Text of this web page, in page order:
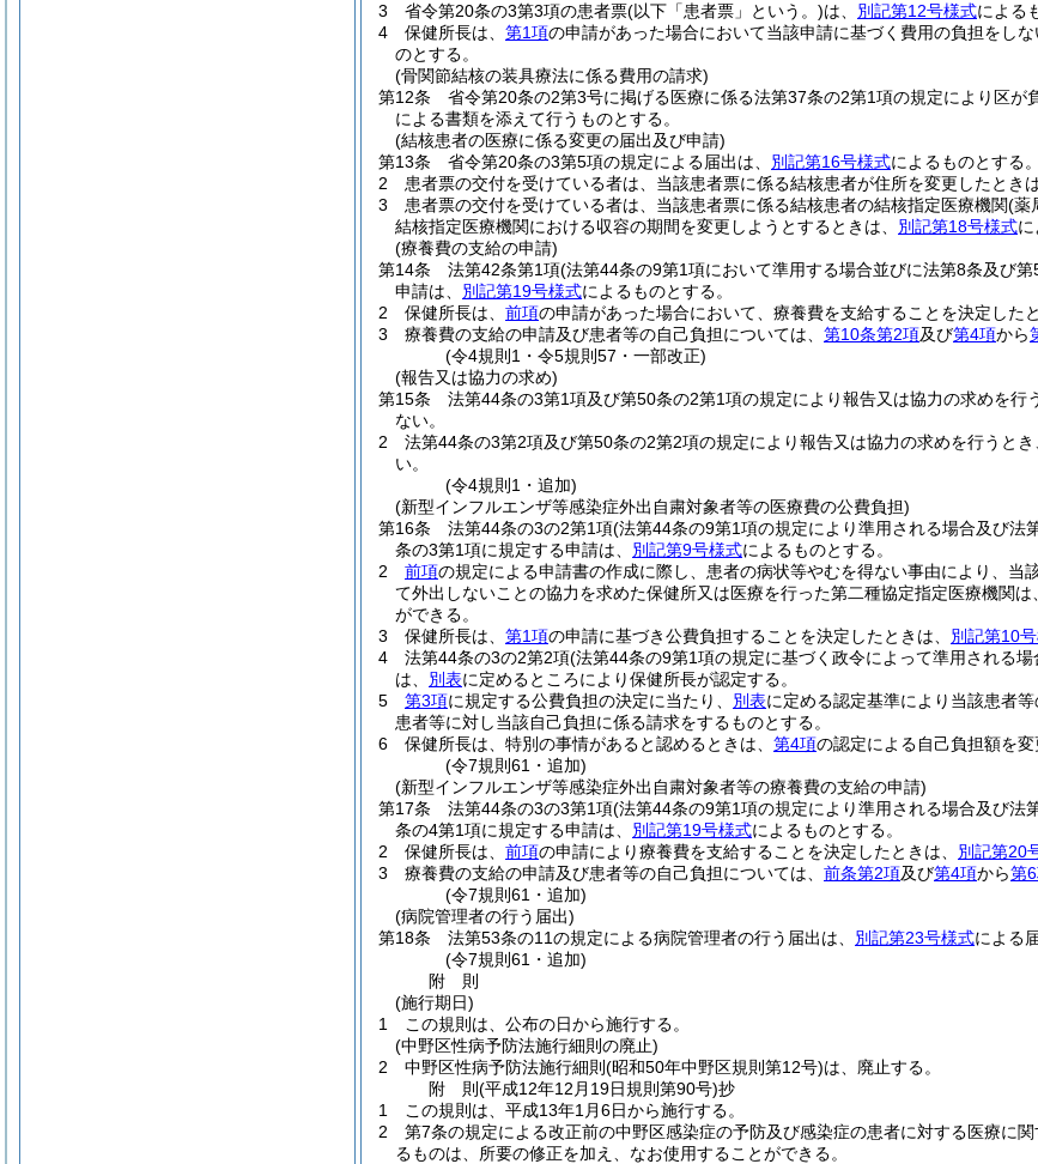
3
省令第20条の3第3項の患者票(以下「患者票」という。)は、 別記第12号様式による
4
保健所長は、 第1項の申請があった場合において当該申請に基づく費用の負担をしな
のとする。
(骨関節結核の装具療法に係る費用の請求)
第12条
省令第20条の2第3号に掲げる医療に係る法第37条の2第1項の規定により区が
による書類を添えて行うものとする。
(結核患者の医療に係る変更の届出及び申請)
第13条
省令第20条の3第5項の規定による届出は、 別記第16号様式によるものとする。
2
患者票の交付を受けている者は、当該患者票に係る結核患者が住所を変更したときは
3
患者票の交付を受けている者は、当該患者票に係る結核患者の結核指定医療機関(薬
結核指定医療機関における収容の期間を変更しようとするときは、 別記第18号様式
(療養費の支給の申請)
第14条
法第42条第1項(法第44条の9第1項において準用する場合並びに法第8条及び
申請は、 別記第19号様式によるものとする。
2
保健所長は、 前項の申請があった場合において、療養費を支給することを決定したと
3
療養費の支給の申請及び患者等の自己負担については、 第10条第2項及び第4項から
(令4規則1・令5規則57・一部改正)
(報告又は協力の求め)
第15条
法第44条の3第1項及び第50条の2第1項の規定により報告又は協力の求めを行
ない。
2
法第44条の3第2項及び第50条の2第2項の規定により報告又は協力の求めを行うとき
い。
(令4規則1・追加)
(新型インフルエンザ等感染症外出自粛対象者等の医療費の公費負担)
第16条
法第44条の3の2第1項(法第44条の9第1項の規定により準用される場合及び
条の3第1項に規定する申請は、 別記第9号様式によるものとする。
2
前項の規定による申請書の作成に際し、患者の病状等やむを得ない事由により、
て外出しないことの協力を求めた保健所又は医療を行った第二種協定指定医療機関
ができる。
3
保健所長は、 第1項の申請に基づき公費負担することを決定したときは、 別記第10
4
法第44条の3の2第2項(法第44条の9第1項の規定に基づく政令によって準用される場
は、 別表に定めるところにより保健所長が認定する。
5
第3項に規定する公費負担の決定に当たり、 別表に定める認定基準により当該患者
患者等に対し当該自己負担に係る請求をするものとする。
6
保健所長は、特別の事情があると認めるときは、 第4項の認定による自己負担額を
(令7規則61・追加)
(新型インフルエンザ等感染症外出自粛対象者等の療養費の支給の申請)
第17条
法第44条の3の3第1項(法第44条の9第1項の規定により準用される場合及び
条の4第1項に規定する申請は、 別記第19号様式によるものとする。
2
保健所長は、 前項の申請により療養費を支給することを決定したときは、 別記第20
3
療養費の支給の申請及び患者等の自己負担については、 前条第2項及び第4項から第
(令7規則61・追加)
(病院管理者の行う届出)
第18条
法第53条の11の規定による病院管理者の行う届出は、 別記第23号様式による
(令7規則61・追加)
附 則
(施行期日)
1
この規則は、公布の日から施行する。
(中野区性病予防法施行細則の廃止)
2
中野区性病予防法施行細則 (昭和50年中野区規則第12号)は、廃止する。
附 則(平成12年12月19日規則第90号)抄
1
この規則は、平成13年1月6日から施行する。
2
第7条の規定による改正前の中野区感染症の予防及び感染症の患者に対する医療に
るものは、所要の修正を加え、なお使用することができる。